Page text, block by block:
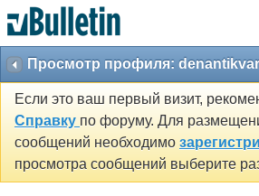
Просмотр профиля: denantikvar
Если это ваш первый визит,
Справку по форуму. Для
сообщений необходимо
просмотра сообщений выберите